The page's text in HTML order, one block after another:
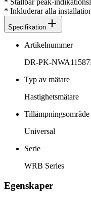
* Ställbar peak-
* Inkluderar alla
Specifikation
Artikelnummer
DR-PK-
Typ av mätare
Hastighetsmätare
Tillämpningsområde
Universal
Serie
WRB Series
Egenskaper